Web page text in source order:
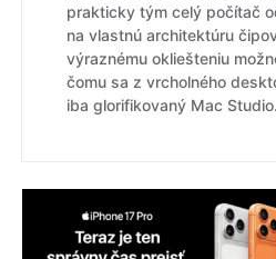
prakticky tým celý počítač
na vlastnú architektúru
výraznému okliešteniu
čomu sa z vrcholného
iba glorifikovaný Mac Studio.